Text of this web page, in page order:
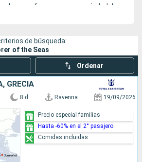
clase, es famoso por su variedad de
y su célebre Royal Promenade.
de búsqueda:
of the Seas
Ordenar
GRECIA
8 d Ravenna 19/09/2026
Precio especial familias
Hasta -60% en el 2° pasajero
Comidas incluidas